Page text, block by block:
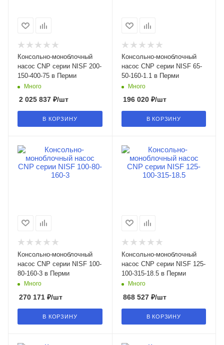
Консольно-моноблочный
насос CNP серии NISF 200-
150-400-75 в Перми
Много
2 025 837 ₽/шт
В КОРЗИНУ
Консольно-моноблочный
насос CNP серии NISF 65-
50-160-1.1 в Перми
Много
196 020₽/шт
В КОРЗИНУ
Консольно-моноблочный
насос CNP серии NISF 100-
80-160-3 в Перми
Много
270 171 ₽/шт
В КОРЗИНУ
Консольно-моноблочный
насос CNP серии NISF 125-
100-315-18.5 в Перми
Много
868 527₽/шт
В КОРЗИНУ